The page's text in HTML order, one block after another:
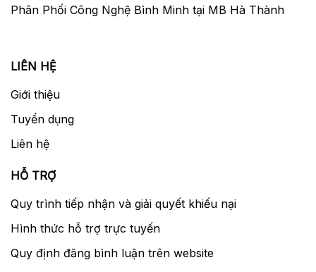
Phân Phối Công Nghệ Bình Minh tại MB Hà Thành
LIÊN HỆ
Giới thiệu
Tuyển dụng
Liên hệ
HỖ TRỢ
Quy trình tiếp nhận và giải quyết khiếu nại
Hình thức hỗ trợ trực tuyến
Quy định đăng bình luận trên website